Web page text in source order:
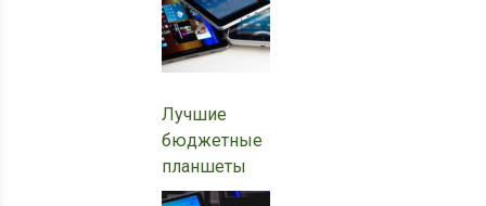
Лучшие
бюджетные
планшеты